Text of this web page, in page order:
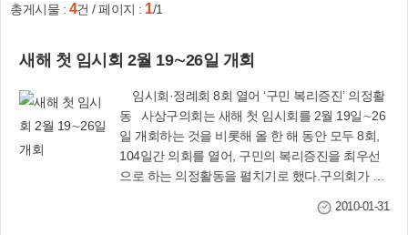
총게시물 : 4건 / 페이지 : 1/1
새해 첫 임시회 2월 19∼26일 개회
동 사상구의회는 새해 첫 임시회를 2월 19일∼26
일 개회하는 것을 비롯해 올 한 해 동안 모두 8회,
104일간 의회를 열어, 구민의 복리증진을 최우선
으로 하는 의정활동을 펼치기로 했다.구의회가 마
회(7월, 11월∼12월), 48일간 열어 2009년도 결산
2010-01-31